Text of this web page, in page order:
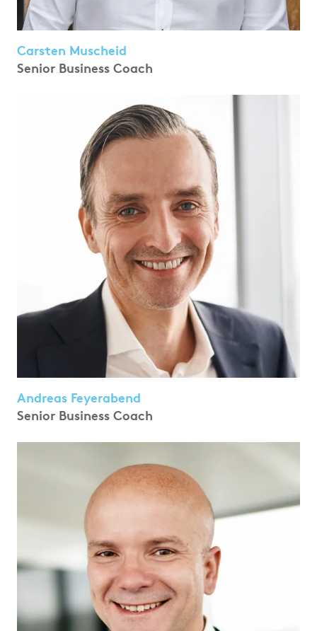
Carsten Muscheid
Senior Business Coach
Andreas Feyerabend
Senior Business Coach